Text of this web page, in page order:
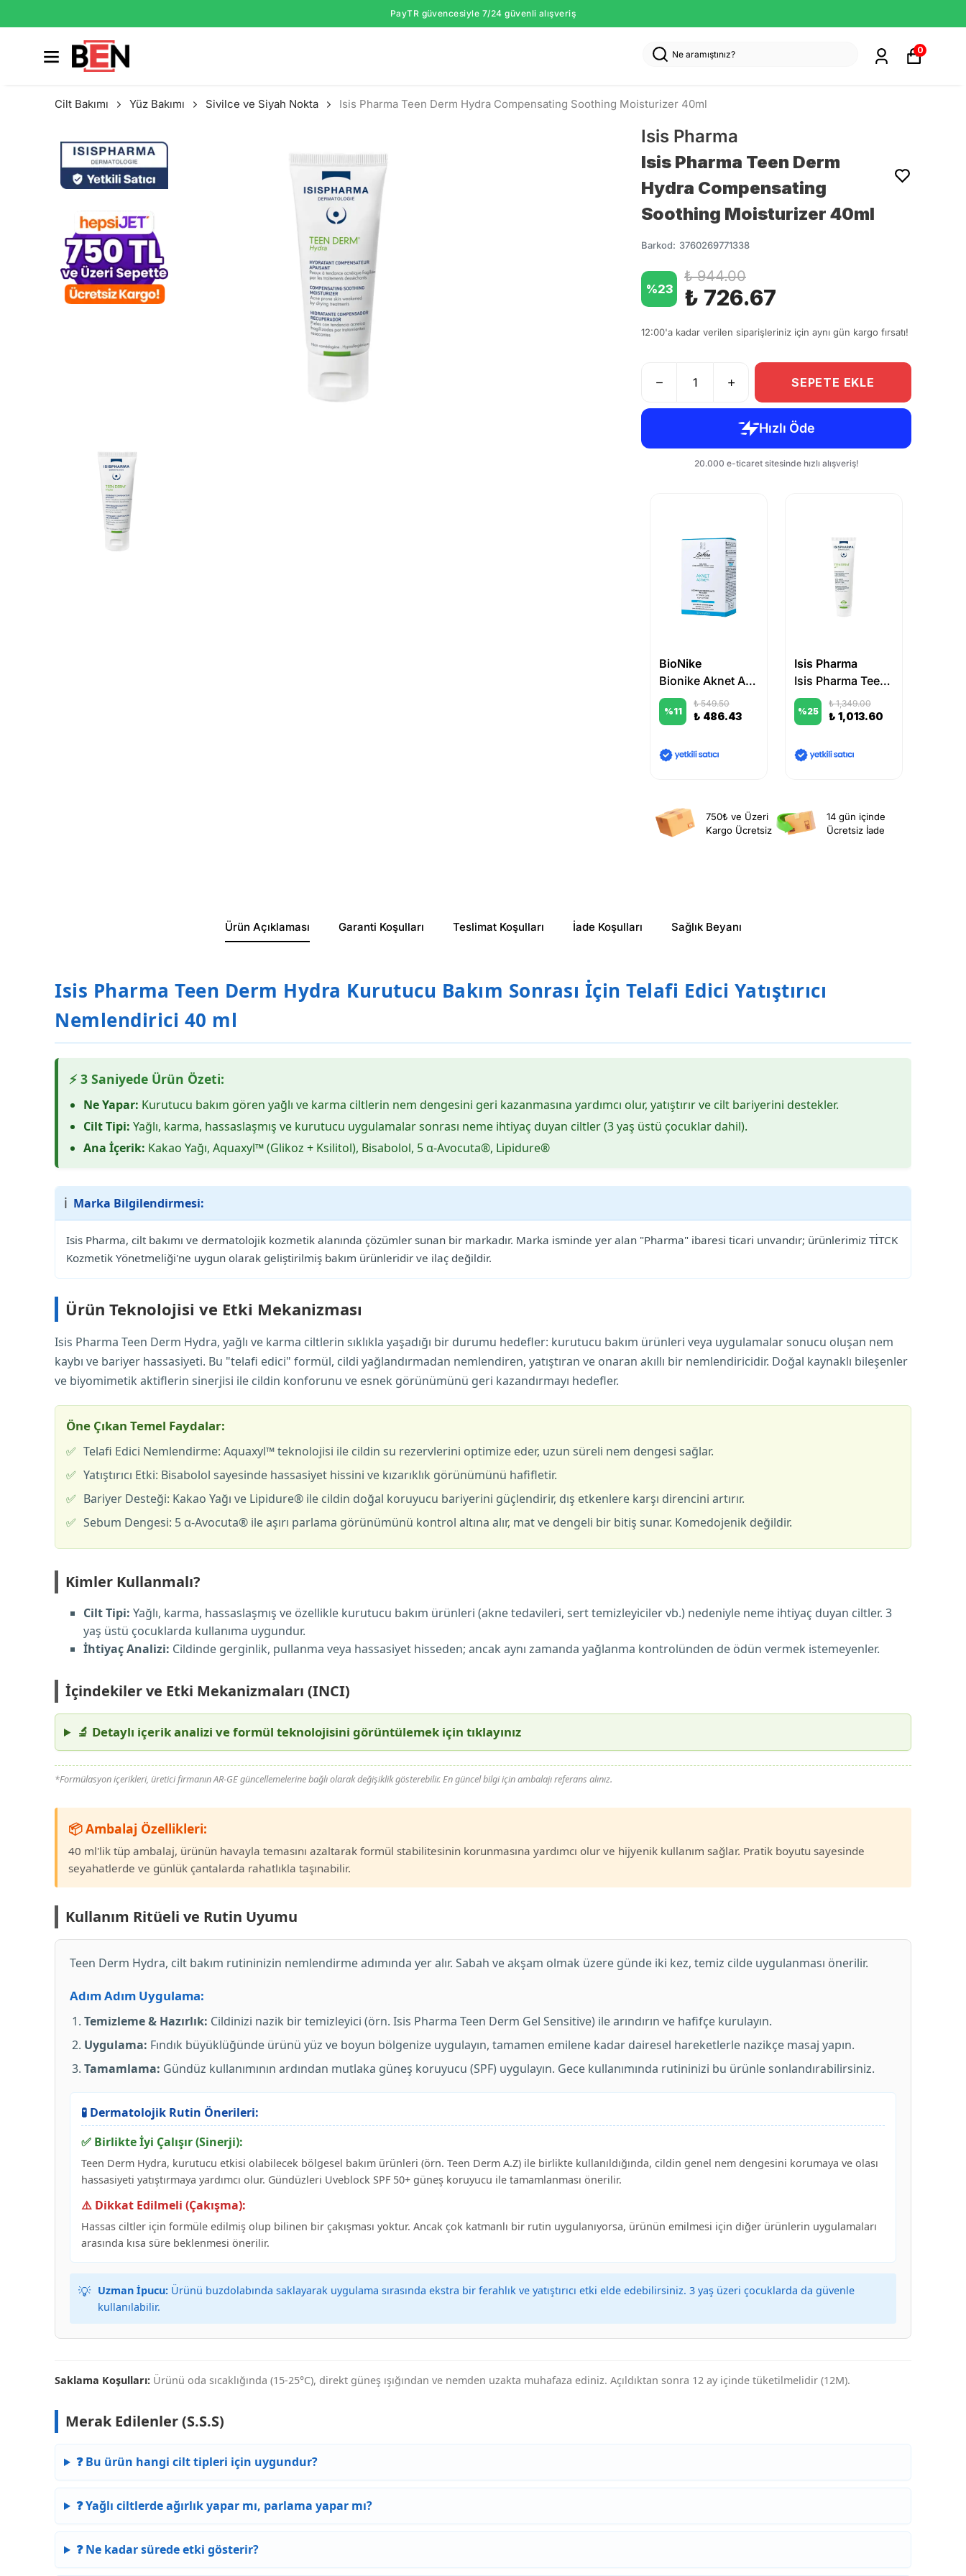
PayTR güvencesiyle 7/24 güvenli alışveriş
0
Cilt Bakımı Yüz Bakımı Sivilce ve Siyah Nokta Isis Pharma Teen Derm Hydra Compensating Soothing Moisturizer 40ml
Isis Pharma
Isis Pharma Teen Derm
Hydra Compensating
Soothing Moisturizer 40ml
Barkod: 3760269771338
%23
₺ 944.00
₺ 726.67
12:00'a kadar verilen siparişleriniz için aynı gün kargo fırsatı!
SEPETE EKLE
BioNike
Bionike Aknet Activepeel 3 Asitli Arındırıcı Peeling Losyon – 10 Şase
%11
₺ 549.50
₺ 486.43
Isis Pharma
Isis Pharma Teen Derm A.Z Ultra Soothing Cream 30 ml
%25
₺ 1,349.00
₺ 1,013.60
750₺ ve Üzeri
Kargo Ücretsiz
14 gün içinde
Ücretsiz İade
Ürün Açıklaması Garanti Koşulları Teslimat Koşulları İade Koşulları Sağlık Beyanı
Isis Pharma Teen Derm Hydra Kurutucu Bakım Sonrası İçin Telafi Edici Yatıştırıcı
Nemlendirici 40 ml
⚡ 3 Saniyede Ürün Özeti:
Ne Yapar: Kurutucu bakım gören yağlı ve karma ciltlerin nem dengesini geri kazanmasına yardımcı olur, yatıştırır ve cilt bariyerini destekler.
Cilt Tipi: Yağlı, karma, hassaslaşmış ve kurutucu uygulamalar sonrası neme ihtiyaç duyan ciltler (3 yaş üstü çocuklar dahil).
Ana İçerik: Kakao Yağı, Aquaxyl™ (Glikoz + Ksilitol), Bisabolol, 5 α-Avocuta®, Lipidure®
ℹ️ Marka Bilgilendirmesi:
Isis Pharma, cilt bakımı ve dermatolojik kozmetik alanında çözümler sunan bir markadır. Marka isminde yer alan "Pharma" ibaresi ticari unvandır; ürünlerimiz TİTCK
Kozmetik Yönetmeliği'ne uygun olarak geliştirilmiş bakım ürünleridir ve ilaç değildir.
Ürün Teknolojisi ve Etki Mekanizması
Isis Pharma Teen Derm Hydra, yağlı ve karma ciltlerin sıklıkla yaşadığı bir durumu hedefler: kurutucu bakım ürünleri veya uygulamalar sonucu oluşan nem
kaybı ve bariyer hassasiyeti. Bu "telafi edici" formül, cildi yağlandırmadan nemlendiren, yatıştıran ve onaran akıllı bir nemlendiricidir. Doğal kaynaklı bileşenler
ve biyomimetik aktiflerin sinerjisi ile cildin konforunu ve esnek görünümünü geri kazandırmayı hedefler.
Öne Çıkan Temel Faydalar:
✅ Telafi Edici Nemlendirme: Aquaxyl™ teknolojisi ile cildin su rezervlerini optimize eder, uzun süreli nem dengesi sağlar.
✅ Yatıştırıcı Etki: Bisabolol sayesinde hassasiyet hissini ve kızarıklık görünümünü hafifletir.
✅ Bariyer Desteği: Kakao Yağı ve Lipidure® ile cildin doğal koruyucu bariyerini güçlendirir, dış etkenlere karşı direncini artırır.
✅ Sebum Dengesi: 5 α-Avocuta® ile aşırı parlama görünümünü kontrol altına alır, mat ve dengeli bir bitiş sunar. Komedojenik değildir.
Kimler Kullanmalı?
Cilt Tipi: Yağlı, karma, hassaslaşmış ve özellikle kurutucu bakım ürünleri (akne tedavileri, sert temizleyiciler vb.) nedeniyle neme ihtiyaç duyan ciltler. 3
yaş üstü çocuklarda kullanıma uygundur.
İhtiyaç Analizi: Cildinde gerginlik, pullanma veya hassasiyet hisseden; ancak aynı zamanda yağlanma kontrolünden de ödün vermek istemeyenler.
İçindekiler ve Etki Mekanizmaları (INCI)
🔬 Detaylı içerik analizi ve formül teknolojisini görüntülemek için tıklayınız
*Formülasyon içerikleri, üretici firmanın AR-GE güncellemelerine bağlı olarak değişiklik gösterebilir. En güncel bilgi için ambalajı referans alınız.
📦 Ambalaj Özellikleri:
40 ml'lik tüp ambalaj, ürünün havayla temasını azaltarak formül stabilitesinin korunmasına yardımcı olur ve hijyenik kullanım sağlar. Pratik boyutu sayesinde
seyahatlerde ve günlük çantalarda rahatlıkla taşınabilir.
Kullanım Ritüeli ve Rutin Uyumu
Teen Derm Hydra, cilt bakım rutininizin nemlendirme adımında yer alır. Sabah ve akşam olmak üzere günde iki kez, temiz cilde uygulanması önerilir.
Adım Adım Uygulama:
Temizleme & Hazırlık: Cildinizi nazik bir temizleyici (örn. Isis Pharma Teen Derm Gel Sensitive) ile arındırın ve hafifçe kurulayın.
Uygulama: Fındık büyüklüğünde ürünü yüz ve boyun bölgenize uygulayın, tamamen emilene kadar dairesel hareketlerle nazikçe masaj yapın.
Tamamlama: Gündüz kullanımının ardından mutlaka güneş koruyucu (SPF) uygulayın. Gece kullanımında rutininizi bu ürünle sonlandırabilirsiniz.
🧪 Dermatolojik Rutin Önerileri:
✅ Birlikte İyi Çalışır (Sinerji):
Teen Derm Hydra, kurutucu etkisi olabilecek bölgesel bakım ürünleri (örn. Teen Derm A.Z) ile birlikte kullanıldığında, cildin genel nem dengesini korumaya ve olası
hassasiyeti yatıştırmaya yardımcı olur. Gündüzleri Uveblock SPF 50+ güneş koruyucu ile tamamlanması önerilir.
⚠️ Dikkat Edilmeli (Çakışma):
Hassas ciltler için formüle edilmiş olup bilinen bir çakışması yoktur. Ancak çok katmanlı bir rutin uygulanıyorsa, ürünün emilmesi için diğer ürünlerin uygulamaları
arasında kısa süre beklenmesi önerilir.
💡 Uzman İpucu: Ürünü buzdolabında saklayarak uygulama sırasında ekstra bir ferahlık ve yatıştırıcı etki elde edebilirsiniz. 3 yaş üzeri çocuklarda da güvenle
kullanılabilir.
Saklama Koşulları: Ürünü oda sıcaklığında (15-25°C), direkt güneş ışığından ve nemden uzakta muhafaza ediniz. Açıldıktan sonra 12 ay içinde tüketilmelidir (12M).
Merak Edilenler (S.S.S)
❓ Bu ürün hangi cilt tipleri için uygundur?
❓ Yağlı ciltlerde ağırlık yapar mı, parlama yapar mı?
❓ Ne kadar sürede etki gösterir?